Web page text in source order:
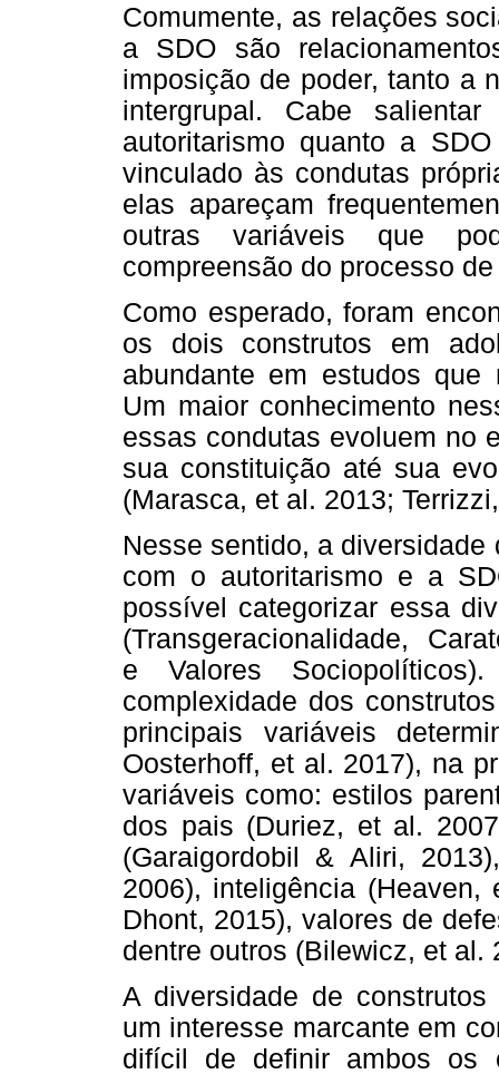
Comumente, as relações
a SDO são
imposição de poder, tanto a
intergrupal. Cabe
autoritarismo quanto a
vinculado às condutas
elas apareçam
outras variáveis que
compreensão do processo
Como esperado, foram
os dois construtos em
abundante em estudos
Um maior conhecimento
essas condutas evoluem no
sua constituição até sua
(Marasca, et al. 2013;
Nesse sentido, a
com o autoritarismo e a
possível categorizar essa
(Transgeracionalidade,
e Valores
complexidade dos
principais variáveis
Oosterhoff, et al. 2017), na
variáveis como: estilos
dos pais (Duriez, et al.
(Garaigordobil & Aliri,
2006), inteligência (Heaven,
Dhont, 2015), valores de
dentre outros (Bilewicz, et al.
A diversidade de
um interesse marcante em
difícil de definir ambos os